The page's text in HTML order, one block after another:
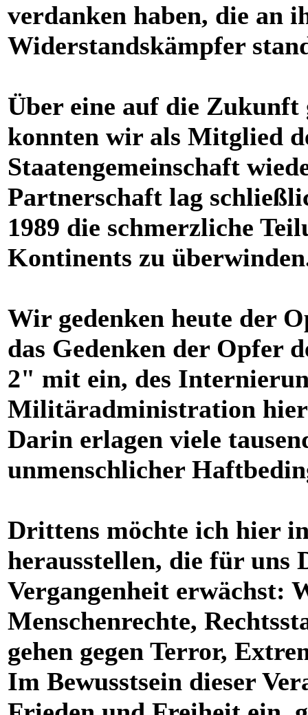
verdanken haben, die an
Widerstandskämpfer
Über eine auf die
konnten wir als Mitglied
Staatengemeinschaft
Partnerschaft lag
1989 die schmerzliche
Kontinents zu
Wir gedenken heute der
das Gedenken der Opfer
2" mit ein, des
Militäradministration hier
Darin erlagen viele
unmenschlicher
Drittens möchte ich hier
herausstellen, die für uns
Vergangenheit erwächst:
Menschenrechte,
gehen gegen Terror,
Im Bewusstsein dieser